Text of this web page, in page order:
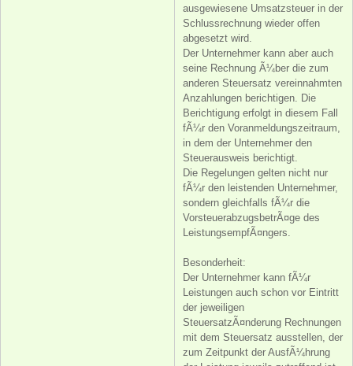
ausgewiesene Umsatzsteuer in der
Schlussrechnung wieder offen
abgesetzt wird.
Der Unternehmer kann aber auch
seine Rechnung Ã¼ber die zum
anderen Steuersatz vereinnahmten
Anzahlungen berichtigen. Die
Berichtigung erfolgt in diesem Fall
fÃ¼r den Voranmeldungszeitraum,
in dem der Unternehmer den
Steuerausweis berichtigt.
Die Regelungen gelten nicht nur
fÃ¼r den leistenden Unternehmer,
sondern gleichfalls fÃ¼r die
VorsteuerabzugsbetrÃ¤ge des
LeistungsempfÃ¤ngers.
Besonderheit:
Der Unternehmer kann fÃ¼r
Leistungen auch schon vor Eintritt
der jeweiligen
SteuersatzÃ¤nderung Rechnungen
mit dem Steuersatz ausstellen, der
zum Zeitpunkt der AusfÃ¼hrung